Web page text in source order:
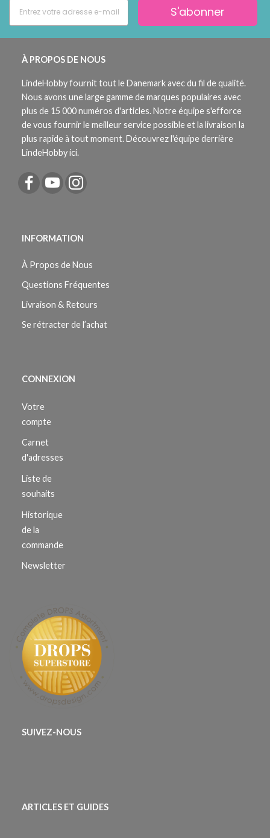
S'abonner
À PROPOS DE NOUS
LindeHobby fournit tout le Danemark avec du fil de qualité.
Nous avons une large gamme de marques populaires avec
plus de 15 000 numéros d'articles. Notre équipe s'efforce
de vous fournir le meilleur service possible et la livraison la
plus rapide à tout moment. Découvrez l'équipe derrière
LindeHobby ici.
INFORMATION
À Propos de Nous
Questions Fréquentes
Livraison & Retours
Se rétracter de l’achat
CONNEXION
Votre
compte
Carnet
d'adresses
Liste de
souhaits
Historique
de la
commande
Newsletter
SUIVEZ-NOUS
ARTICLES ET GUIDES